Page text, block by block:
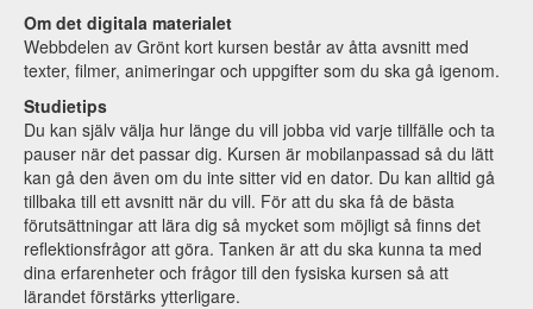
Om det digitala materialet
Webbdelen av Grönt kort kursen består av åtta avsnitt med
texter, filmer, animeringar och uppgifter som du ska gå igenom.
Studietips
Du kan själv välja hur länge du vill jobba vid varje tillfälle och ta
pauser när det passar dig. Kursen är mobilanpassad så du lätt
kan gå den även om du inte sitter vid en dator. Du kan alltid gå
tillbaka till ett avsnitt när du vill. För att du ska få de bästa
förutsättningar att lära dig så mycket som möjligt så finns det
reflektionsfrågor att göra. Tanken är att du ska kunna ta med
dina erfarenheter och frågor till den fysiska kursen så att
lärandet förstärks ytterligare.